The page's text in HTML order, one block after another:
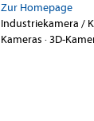
Zur Homepage
Industriekamera /
Kameras ·3D-